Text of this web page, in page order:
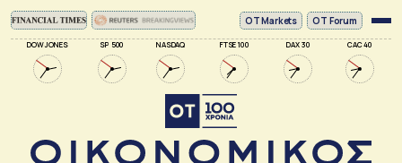
DOW JONES SP 500 NASDAQ FTSE 100 DAX 30 CAC 40
ΟΤ Markets OT Forum